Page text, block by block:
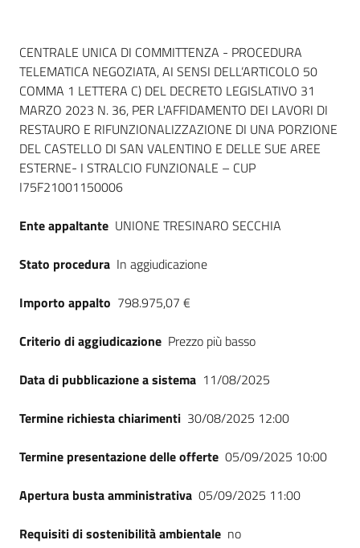
Dati del bando
CENTRALE UNICA DI COMMITTENZA - PROCEDURA
TELEMATICA NEGOZIATA, AI SENSI DELL’ARTICOLO 50
COMMA 1 LETTERA C) DEL DECRETO LEGISLATIVO 31
MARZO 2023 N. 36, PER L'AFFIDAMENTO DEI LAVORI DI
RESTAURO E RIFUNZIONALIZZAZIONE DI UNA PORZIONE
DEL CASTELLO DI SAN VALENTINO E DELLE SUE AREE
ESTERNE- I STRALCIO FUNZIONALE – CUP
I75F21001150006
Ente appaltante UNIONE TRESINARO SECCHIA
Stato procedura In aggiudicazione
Importo appalto 798.975,07 €
Criterio di aggiudicazione Prezzo più basso
Data di pubblicazione a sistema 11/08/2025
Termine richiesta chiarimenti 30/08/2025 12:00
Termine presentazione delle offerte 05/09/2025 10:00
Apertura busta amministrativa 05/09/2025 11:00
Requisiti di sostenibilità ambientale no